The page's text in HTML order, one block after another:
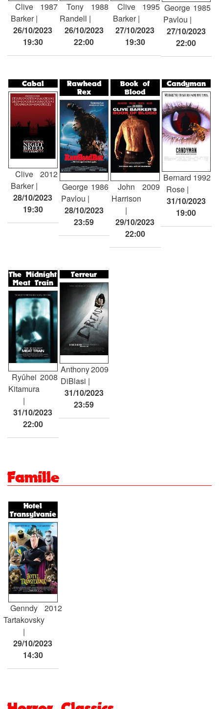
Clive
Barker
1987
26/10/2023
19:30
Tony
Randell
1988
26/10/2023
22:00
Clive
Barker
1995
27/10/2023
19:30
George
Pavlou
1985
27/10/2023
22:00
Cabal
Clive
Barker
2012
28/10/2023
19:30
Rawhead
Rex
George
Pavlou
1986
28/10/2023
23:59
Book of
Blood
John
Harrison
2009
29/10/2023
22:00
Candyman
Bernard
Rose
1992
31/10/2023
19:00
The Midnight
Meat Train
Ryûhei
Kitamura
2008
31/10/2023
22:00
Terreur
Anthony
DiBlasi
2009
31/10/2023
23:59
Famille
Hotel
Transylvanie
Genndy
Tartakovsky
2012
29/10/2023
14:30